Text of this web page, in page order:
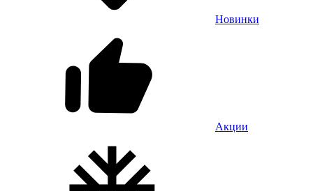
Новинки
Акции